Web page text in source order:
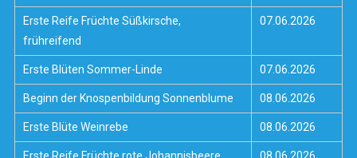
Erste Reife Früchte Süßkirsche,
frühreifend
07.06.2026
Erste Blüten Sommer-Linde 07.06.2026
Beginn der Knospenbildung Sonnenblume 08.06.2026
Erste Blüte Weinrebe 08.06.2026